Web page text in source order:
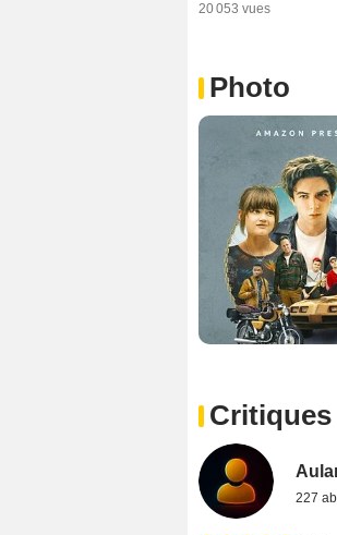
20 053 vues
Photo
227